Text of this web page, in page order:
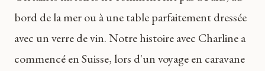
bord de la mer ou à une table parfaitement dressée
avec un verre de vin. Notre histoire avec Charline a
commencé en Suisse, lors d'un voyage en caravane